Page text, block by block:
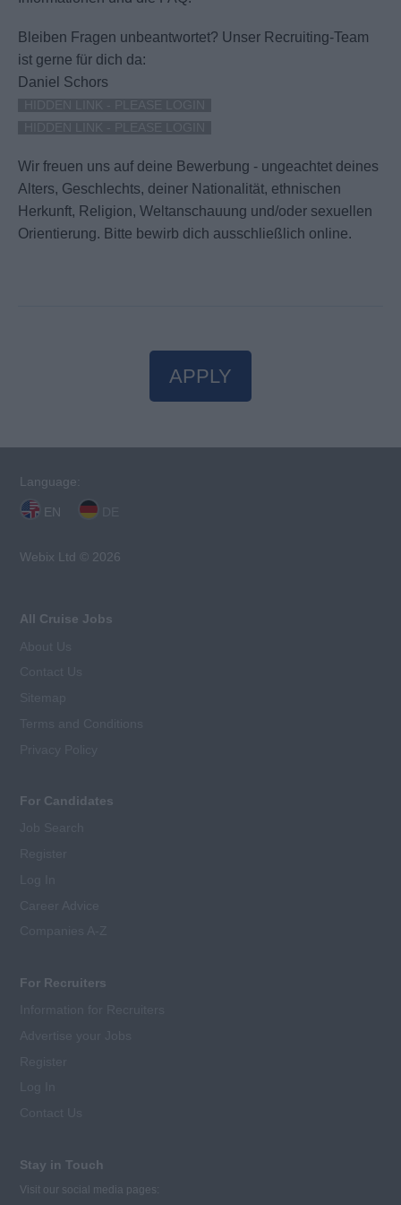
Bleiben Fragen unbeantwortet? Unser Recruiting-Team
ist gerne für dich da:
Daniel Schors
Wir freuen uns auf deine Bewerbung - ungeachtet deines
Alters, Geschlechts, deiner Nationalität, ethnischen
Herkunft, Religion, Weltanschauung und/oder sexuellen
Orientierung. Bitte bewirb dich ausschließlich online.
APPLY
Language:
EN
Webix Ltd © 2026
All Cruise Jobs
For Candidates
For Recruiters
Stay in Touch
Visit our social media pages: